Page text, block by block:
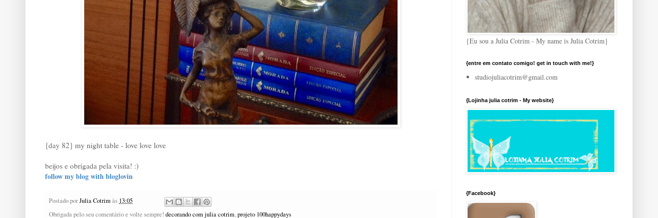
{day 82} my night table - love love love
beijos e obrigada pela visita! :)
follow my blog with bloglovin
Postado porJulia Cotrimàs 13:05
Obrigada pelo seu comentário e volte sempre! decorando com julia cotrim,projeto 100happydays
{Eu sou a Julia Cotrim - My name is Julia Cotrim}
{entre em contato comigo! get in touch with me!}
studiojuliacotrim@gmail.com
{Lojinha julia cotrim - My website}
{Facebook}